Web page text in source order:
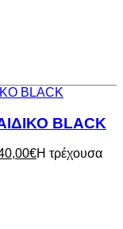
BLACK
€Η τρέχουσα